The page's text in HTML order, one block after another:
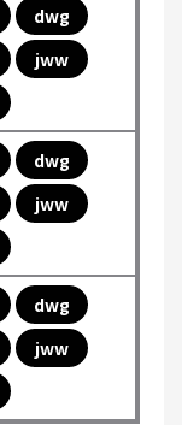
dwg
jww
dwg
jww
dwg
jww